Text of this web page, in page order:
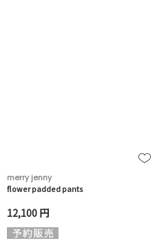
merry jenny
flower padded pants
12,100 円